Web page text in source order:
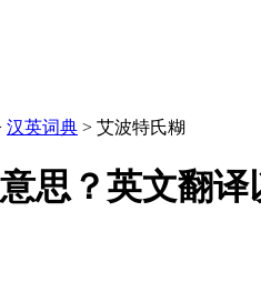
汉英词典 > 艾波特氏糊
思？英文翻